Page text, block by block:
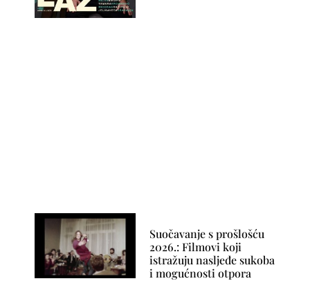
Suočavanje s prošlošću
2026.: Filmovi koji
istražuju nasljeđe sukoba
i mogućnosti otpora